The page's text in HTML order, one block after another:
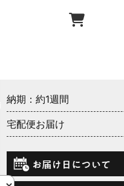
納期：約1週間
宅配便お届け